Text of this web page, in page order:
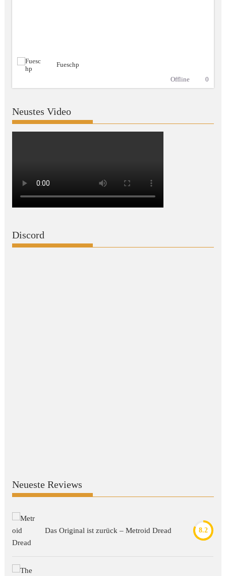
Fueschp
Offline
0
Neustes Video
Discord
Neueste Reviews
Das Original ist zurück – Metroid Dread 8.2